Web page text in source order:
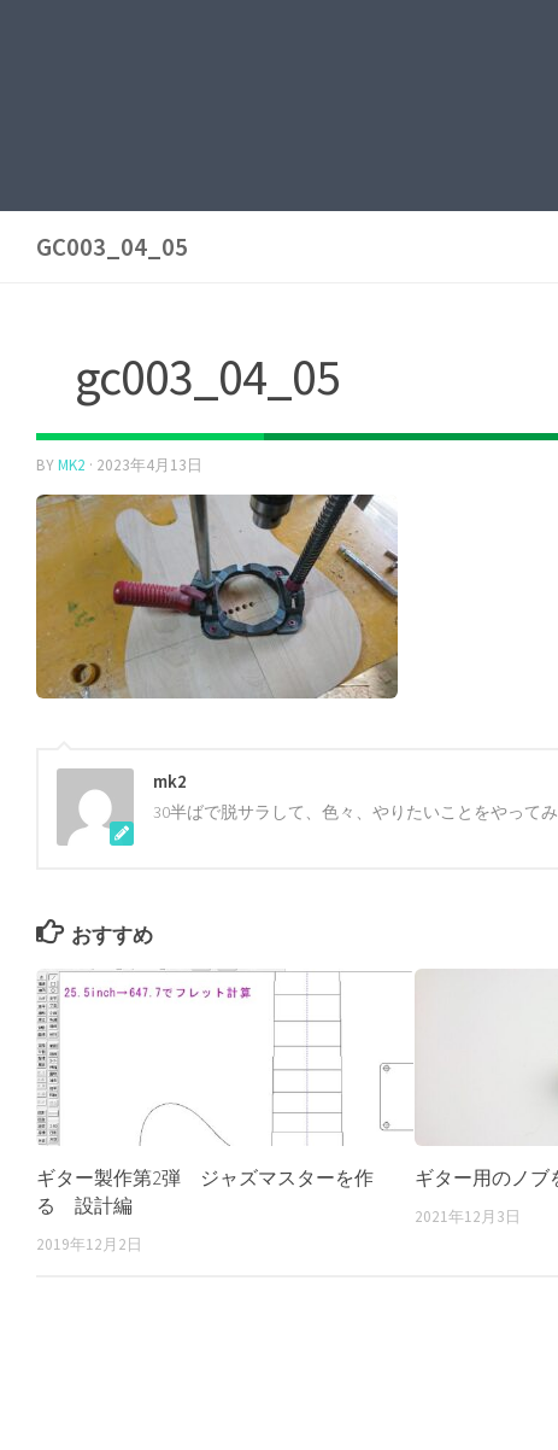
GC003_04_05
gc003_04_05
BYMK2 · 2023年4月13日
mk2
30半ばで脱サラして、色々、やりたいことをやってみ
おすすめ
ギター製作第2弾 ジャズマスターを作
る 設計編
2019年12月2日
ギター用のノブ
2021年12月3日